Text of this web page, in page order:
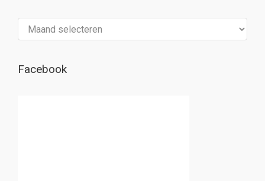
Facebook